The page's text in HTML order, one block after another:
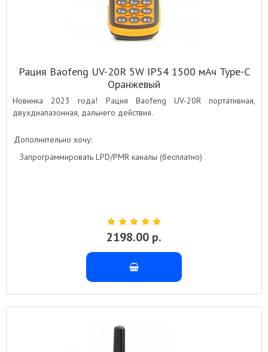
Рация Baofeng UV-20R 5W IP54 1500 мАч Type-C
Оранжевый
Новинка 2023 года! Рация Baofeng UV-20R портативная,
двухдиапазонная, дальнего действия.
Дополнительно хочу:
Запрограммировать LPD/PMR каналы (бесплатно)
2198.00 р.